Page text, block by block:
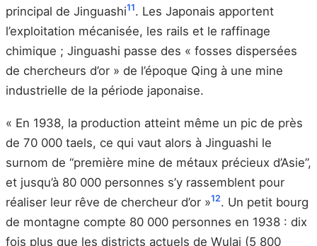
principal de Jinguashi11. Les Japonais apportent
l’exploitation mécanisée, les rails et le raffinage
chimique ; Jinguashi passe des « fosses dispersées
de chercheurs d’or » de l’époque Qing à une mine
industrielle de la période japonaise.
« En 1938, la production atteint même un pic de près
de 70 000 taels, ce qui vaut alors à Jinguashi le
surnom de “première mine de métaux précieux d’Asie”,
et jusqu’à 80 000 personnes s’y rassemblent pour
réaliser leur rêve de chercheur d’or »12. Un petit bourg
de montagne compte 80 000 personnes en 1938 : dix
fois plus que les districts actuels de Wulai (5 800